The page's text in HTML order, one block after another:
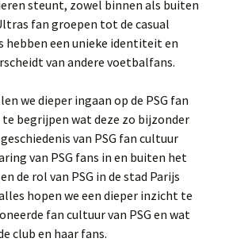
steunt, zowel binnen als buiten
fan groepen tot de casual
hebben een unieke identiteit en
van andere voetbalfans.
we dieper ingaan op de PSG fan
begrijpen wat deze zo bijzonder
van PSG fan cultuur
van PSG fans in en buiten het
de rol van PSG in de stad Parijs
hopen we een dieper inzicht te
fan cultuur van PSG en wat
club en haar fans.